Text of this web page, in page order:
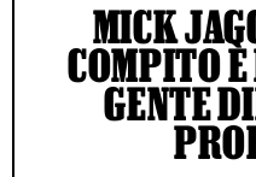
MICK
COMPITO È
GENTE